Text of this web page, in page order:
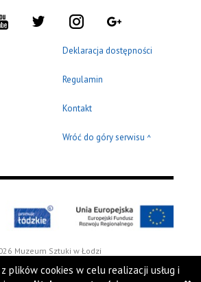
Deklaracja dostępności
Regulamin
Kontakt
Wróć do góry serwisu ^
Muzeum Sztuki w Łodzi
plików cookies w celu realizacji usług i